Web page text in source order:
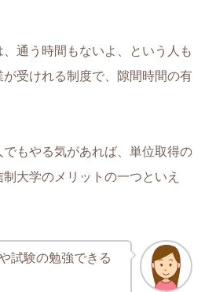
通う時間もないよ、という人も
受けれる制度で、隙間時間の有
もやる気があれば、単位取得の
大学のメリットの一つといえ
試験の勉強できる